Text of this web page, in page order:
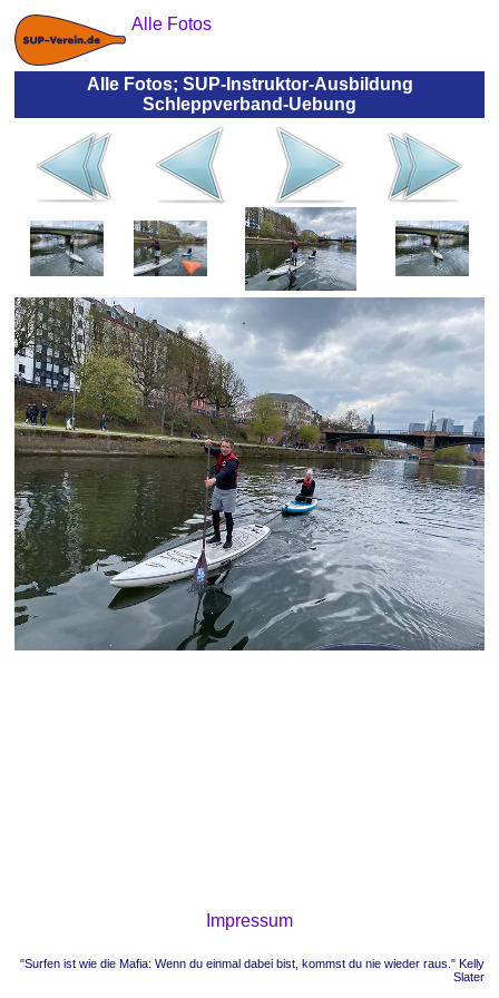
Alle Fotos
Alle Fotos; SUP-Instruktor-Ausbildung
Schleppverband-Uebung
Impressum
"Surfen ist wie die Mafia: Wenn du einmal dabei bist, kommst du nie wieder raus." Kelly
Slater